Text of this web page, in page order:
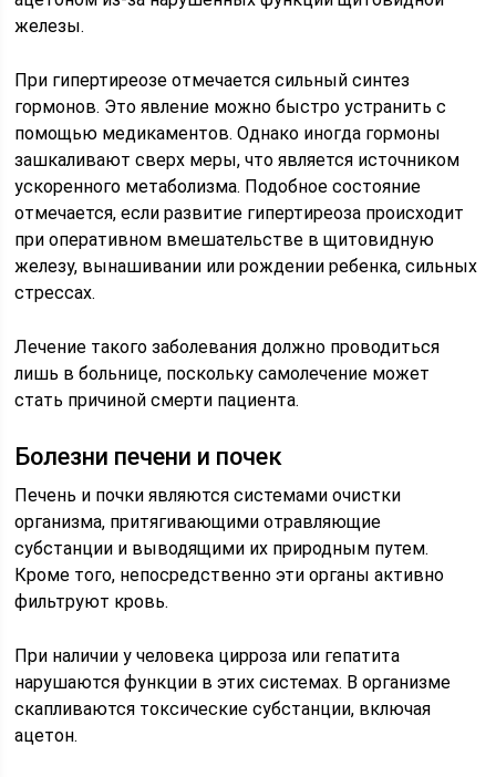
железы.
При гипертиреозе отмечается сильный синтез
гормонов. Это явление можно быстро устранить с
помощью медикаментов. Однако иногда гормоны
зашкаливают сверх меры, что является источником
ускоренного метаболизма. Подобное состояние
отмечается, если развитие гипертиреоза происходит
при оперативном вмешательстве в щитовидную
железу, вынашивании или рождении ребенка, сильных
стрессах.
Лечение такого заболевания должно проводиться
лишь в больнице, поскольку самолечение может
стать причиной смерти пациента.
Болезни печени и почек
Печень и почки являются системами очистки
организма, притягивающими отравляющие
субстанции и выводящими их природным путем.
Кроме того, непосредственно эти органы активно
фильтруют кровь.
При наличии у человека цирроза или гепатита
нарушаются функции в этих системах. В организме
скапливаются токсические субстанции, включая
ацетон.